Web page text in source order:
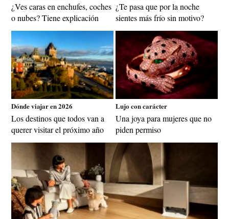
¿Ves caras en enchufes, coches
o nubes? Tiene explicación
¿Te pasa que por la noche
sientes más frío sin motivo?
Dónde viajar en 2026
Los destinos que todos van a
querer visitar el próximo año
Lujo con carácter
Una joya para mujeres que no
piden permiso